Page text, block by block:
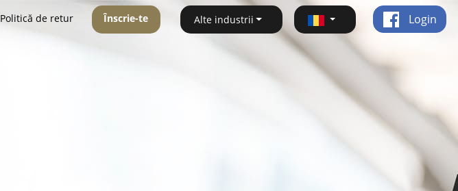
Politică de retur Înscrie-te Alte industrii Login